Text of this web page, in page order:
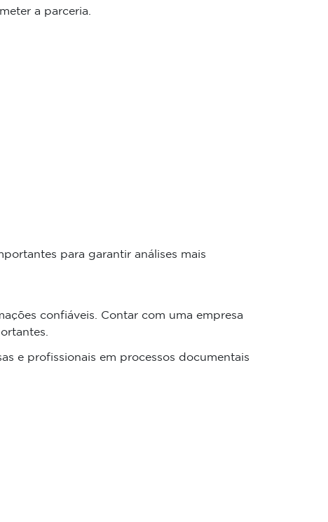
a parceria.
para garantir análises mais
confiáveis. Contar com uma empresa
e profissionais em processos documentais